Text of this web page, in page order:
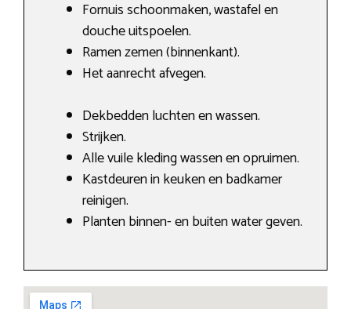
Fornuis schoonmaken, wastafel en
douche uitspoelen.
Ramen zemen (binnenkant).
Het aanrecht afvegen.
Dekbedden luchten en wassen.
Strijken.
Alle vuile kleding wassen en opruimen.
Kastdeuren in keuken en badkamer
reinigen.
Planten binnen- en buiten water geven.